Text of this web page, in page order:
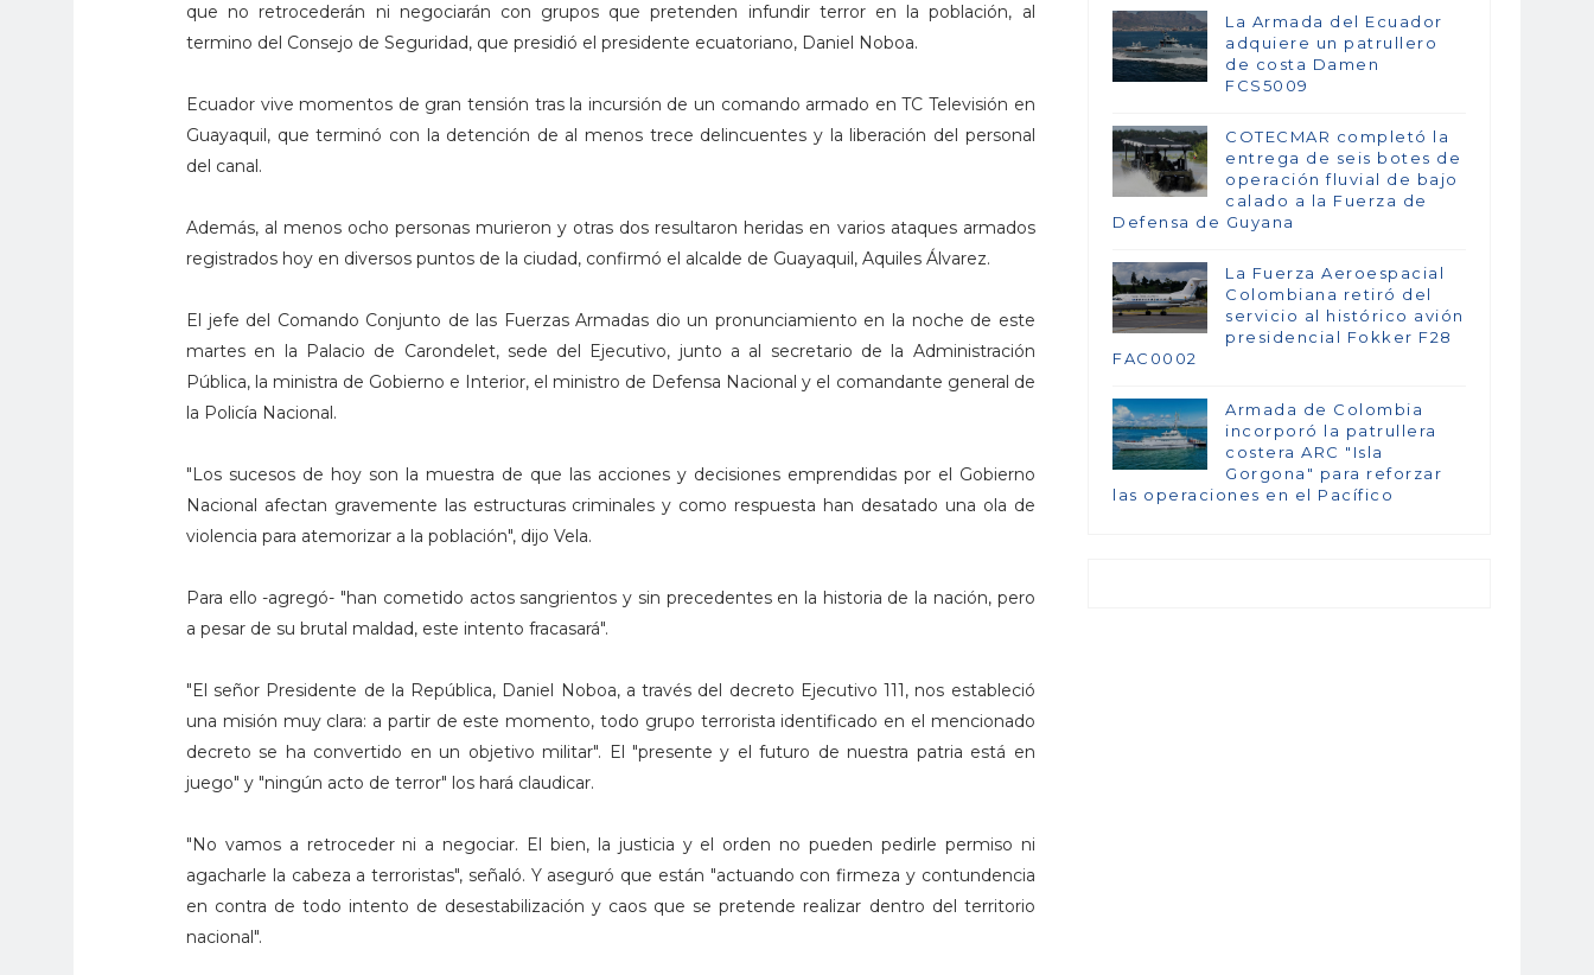
que no retrocederán ni negociarán con grupos que pretenden infundir terror en la población, al
termino del Consejo de Seguridad, que presidió el presidente ecuatoriano, Daniel Noboa.
Ecuador vive momentos de gran tensión tras la incursión de un comando armado en TC Televisión en
Guayaquil, que terminó con la detención de al menos trece delincuentes y la liberación del personal
del canal.
Además, al menos ocho personas murieron y otras dos resultaron heridas en varios ataques armados
registrados hoy en diversos puntos de la ciudad, confirmó el alcalde de Guayaquil, Aquiles Álvarez.
El jefe del Comando Conjunto de las Fuerzas Armadas dio un pronunciamiento en la noche de este
martes en la Palacio de Carondelet, sede del Ejecutivo, junto a al secretario de la Administración
Pública, la ministra de Gobierno e Interior, el ministro de Defensa Nacional y el comandante general de
la Policía Nacional.
"Los sucesos de hoy son la muestra de que las acciones y decisiones emprendidas por el Gobierno
Nacional afectan gravemente las estructuras criminales y como respuesta han desatado una ola de
violencia para atemorizar a la población", dijo Vela.
Para ello -agregó- "han cometido actos sangrientos y sin precedentes en la historia de la nación, pero
a pesar de su brutal maldad, este intento fracasará".
"El señor Presidente de la República, Daniel Noboa, a través del decreto Ejecutivo 111, nos estableció
una misión muy clara: a partir de este momento, todo grupo terrorista identificado en el mencionado
decreto se ha convertido en un objetivo militar". El "presente y el futuro de nuestra patria está en
juego" y "ningún acto de terror" los hará claudicar.
"No vamos a retroceder ni a negociar. El bien, la justicia y el orden no pueden pedirle permiso ni
agacharle la cabeza a terroristas", señaló. Y aseguró que están "actuando con firmeza y contundencia
en contra de todo intento de desestabilización y caos que se pretende realizar dentro del territorio
nacional".
La Armada del Ecuador
adquiere un patrullero
de costa Damen
FCS5009
COTECMAR completó la
entrega de seis botes de
operación fluvial de bajo
calado a la Fuerza de
Defensa de Guyana
La Fuerza Aeroespacial
Colombiana retiró del
servicio al histórico avión
presidencial Fokker F28
FAC0002
Armada de Colombia
incorporó la patrullera
costera ARC "Isla
Gorgona" para reforzar
las operaciones en el Pacífico